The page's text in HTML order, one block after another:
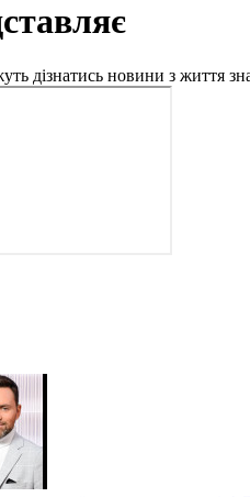
дізнатись новини з життя